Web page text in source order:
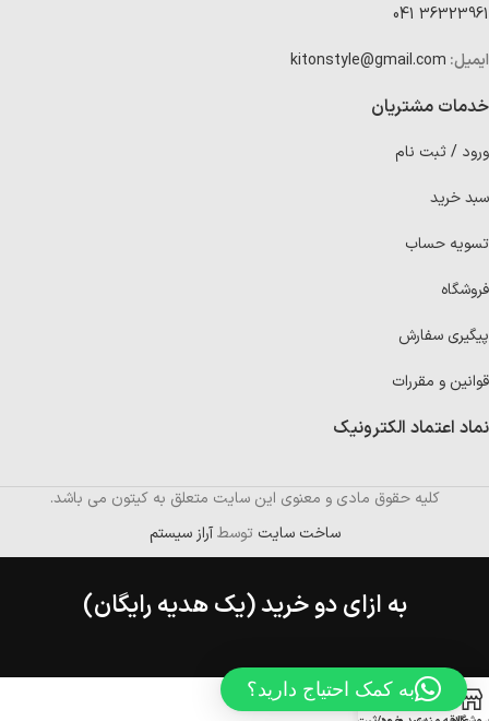
36323961 041
ایمیل: kitonstyle@gmail.com
خدمات مشتریان
ورود / ثبت نام
سبد خرید
تسویه حساب
فروشگاه
پیگیری سفارش
قوانین و مقررات
نماد اعتماد الکترونیک
کلیه حقوق مادی و معنوی این سایت متعلق به کیتون می باشد.
ساخت سایت توسطآراز سیستم
به ازای دو خرید (یک هدیه رایگان)
به کمک احتیاج دارید؟